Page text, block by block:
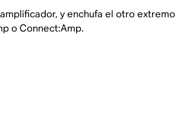
y enchufa el otro extremo
o Connect:Amp.